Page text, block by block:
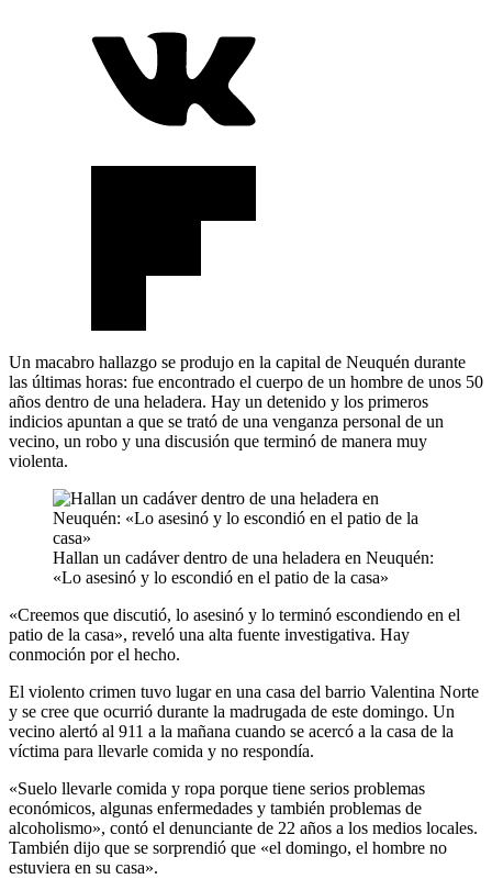
Un macabro hallazgo se produjo en la capital de Neuquén durante
las últimas horas: fue encontrado el cuerpo de un hombre de unos 50
años dentro de una heladera. Hay un detenido y los primeros
indicios apuntan a que se trató de una venganza personal de un
vecino, un robo y una discusión que terminó de manera muy
violenta.
Hallan un cadáver dentro de una heladera en Neuquén:
«Lo asesinó y lo escondió en el patio de la casa»
«Creemos que discutió, lo asesinó y lo terminó escondiendo en el
patio de la casa», reveló una alta fuente investigativa. Hay
conmoción por el hecho.
El violento crimen tuvo lugar en una casa del barrio Valentina Norte
y se cree que ocurrió durante la madrugada de este domingo. Un
vecino alertó al 911 a la mañana cuando se acercó a la casa de la
víctima para llevarle comida y no respondía.
«Suelo llevarle comida y ropa porque tiene serios problemas
económicos, algunas enfermedades y también problemas de
alcoholismo», contó el denunciante de 22 años a los medios locales.
También dijo que se sorprendió que «el domingo, el hombre no
estuviera en su casa».